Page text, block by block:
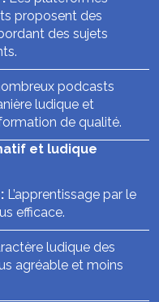
proposent des
des sujets
podcasts
ludique et
de qualité.
et ludique
L’apprentissage par le
efficace.
ludique des
agréable et moins